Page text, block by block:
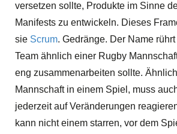
versetzen sollte, Produkte im Sinne
Manifests zu entwickeln. Dieses
sie Scrum. Gedränge. Der Name
Team ähnlich einer Rugby
eng zusammenarbeiten sollte.
Mannschaft in einem Spiel, muss
jederzeit auf Veränderungen
kann nicht einem starren, vor dem